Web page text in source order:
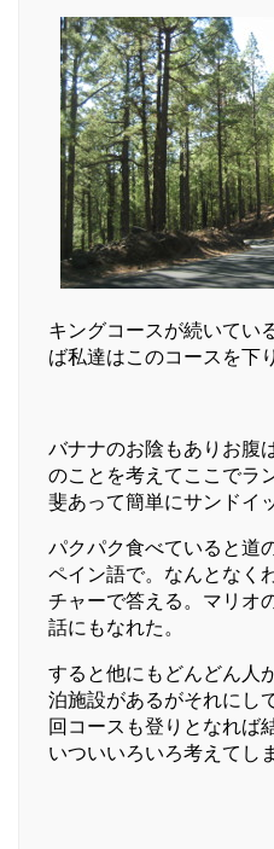
キングコースが続いてい
ば私達はこのコースを下
バナナのお陰もありお腹
のことを考えてここでラ
斐あって簡単にサンドイ
パクパク食べていると道
ペイン語で。なんとなく
チャーで答える。マリオ
話にもなれた。
すると他にもどんどん人
泊施設があるがそれにし
回コースも登りとなれば
いついいろいろ考えてし